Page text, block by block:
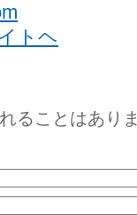
トヘ
ることはあり